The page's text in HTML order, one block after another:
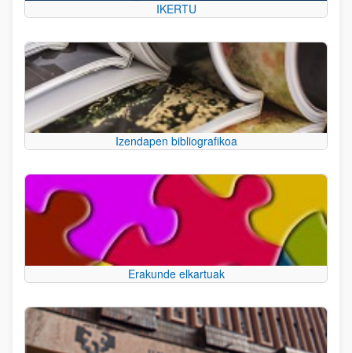
IKERTU
Izendapen bibliografikoa
Erakunde elkartuak